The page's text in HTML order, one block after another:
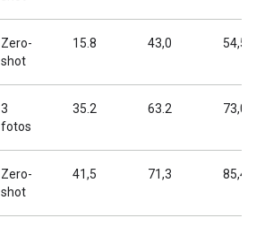
Zero-
shot
15.8 43,0 54,5
3
fotos
35.2 63.2 73,0
Zero-
shot
41,5 71,3 85,4